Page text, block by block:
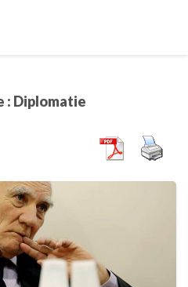
: Diplomatie